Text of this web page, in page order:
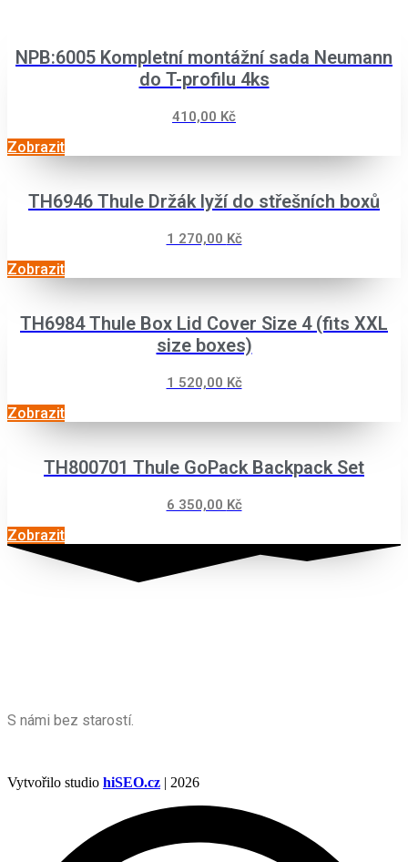
NPB:6005 Kompletní montážní sada Neumann
do T-profilu 4ks
410,00 Kč
Zobrazit
TH6946 Thule Držák lyží do střešních boxů
1 270,00 Kč
Zobrazit
TH6984 Thule Box Lid Cover Size 4 (fits XXL
size boxes)
1 520,00 Kč
Zobrazit
TH800701 Thule GoPack Backpack Set
6 350,00 Kč
Zobrazit
S námi bez starostí.
Vytvořilo studio hiSEO.cz | 2026